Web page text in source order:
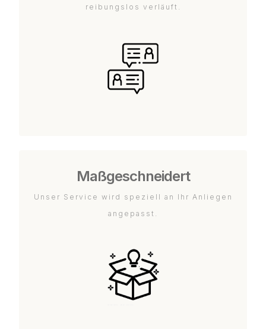
reibungslos verläuft.
Maßgeschneidert
Unser Service wird speziell an Ihr Anliegen
angepasst.